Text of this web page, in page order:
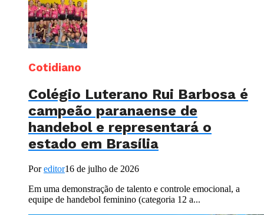
Cotidiano
Colégio Luterano Rui Barbosa é
campeão paranaense de
handebol e representará o
estado em Brasília
Poreditor16 de julho de 2026
Em uma demonstração de talento e controle emocional, a
equipe de handebol feminino (categoria 12 a...